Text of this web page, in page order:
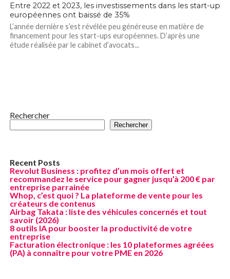
Entre 2022 et 2023, les investissements dans les start-up
européennes ont baissé de 35%
L’année dernière s’est révélée peu généreuse en matière de
financement pour les start-ups européennes. D’après une
étude réalisée par le cabinet d’avocats...
Rechercher
Rechercher
Recent Posts
Revolut Business : profitez d’un mois offert et
recommandez le service pour gagner jusqu’à 200 € par
entreprise parrainée
Whop, c’est quoi ? La plateforme de vente pour les
créateurs de contenus
Airbag Takata : liste des véhicules concernés et tout
savoir (2026)
8 outils IA pour booster la productivité de votre
entreprise
Facturation électronique : les 10 plateformes agréées
(PA) à connaître pour votre PME en 2026